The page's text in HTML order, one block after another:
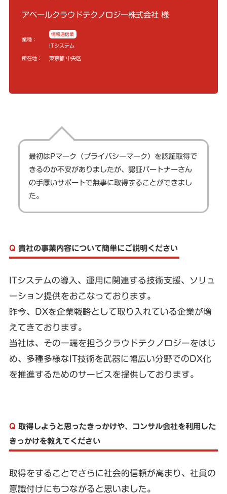
アベールクラウドテクノロジー株式会社 様
業種：
情報通信業
ITシステム
所在地： 東京都 中央区
最初はPマーク（プライバシーマーク）を認証取得で
きるのか不安がありましたが、認証パートナーさん
の手厚いサポートで無事に取得することができまし
た。
Q 貴社の事業内容について簡単にご説明ください
ITシステムの導入、運用に関連する技術支援、ソリュ
ーション提供をおこなっております。
昨今、DXを企業戦略として取り入れている企業が増
えてきております。
当社は、その一端を担うクラウドテクノロジーをはじ
め、多種多様なIT技術を武器に幅広い分野でのDX化
を推進するためのサービスを提供しております。
Q 取得しようと思ったきっかけや、コンサル会社を利用した
きっかけを教えてください
取得をすることでさらに社会的信頼が高まり、社員の
意識付けにもつながると思いました。